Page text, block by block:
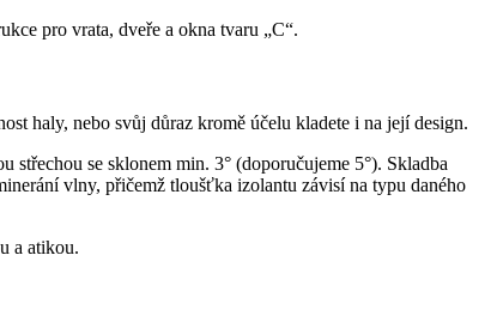
pro vrata, dveře a okna tvaru „C“.
haly, nebo svůj důraz kromě účelu kladete i na její design.
se sklonem min. 3° (doporučujeme 5°). Skladba
vlny, přičemž tloušťka izolantu závisí na typu daného
a atikou.